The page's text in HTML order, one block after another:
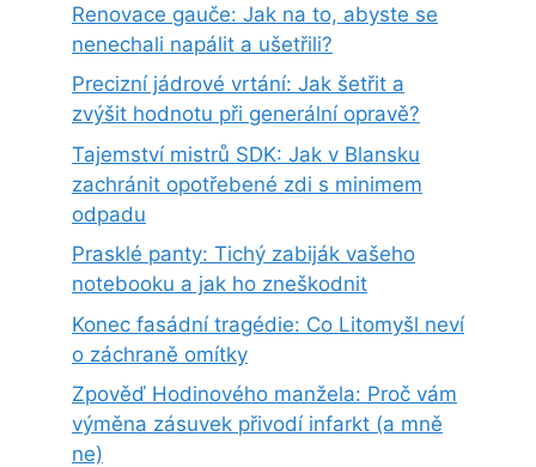
Renovace gauče: Jak na to, abyste se
nenechali napálit a ušetřili?
Precizní jádrové vrtání: Jak šetřit a
zvýšit hodnotu při generální opravě?
Tajemství mistrů SDK: Jak v Blansku
zachránit opotřebené zdi s minimem
odpadu
Prasklé panty: Tichý zabiják vašeho
notebooku a jak ho zneškodnit
Konec fasádní tragédie: Co Litomyšl neví
o záchraně omítky
Zpověď Hodinového manžela: Proč vám
výměna zásuvek přivodí infarkt (a mně
ne)